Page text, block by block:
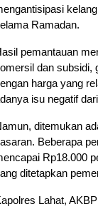
Ramadan.
pemantauan
dan subsidi,
harga yang
isu negatif
ditemukan
Beberapa
Rp18.000
ditetapkan
Lahat,